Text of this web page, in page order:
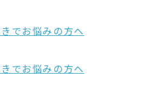
でお悩みの方へ
でお悩みの方へ